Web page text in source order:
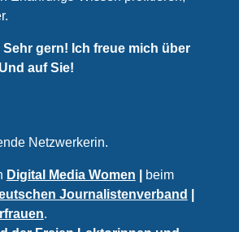
Sehr gern! Ich freue mich über
auf Sie!
Netzwerkerin.
Digital Media Women
beim
Journalistenverband
.